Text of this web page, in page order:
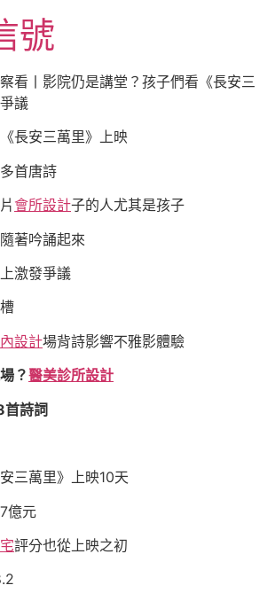
號
看丨影院仍是講堂？孩子們看《長安三
議
長安三萬里》上映
首唐詩
會所設計子的人尤其是孩子
著吟誦起來
激發爭議
設計場背詩影響不雅影體驗
？醫美診所設計
首詩詞
三萬里》上映10天
億元
評分也從上映之初